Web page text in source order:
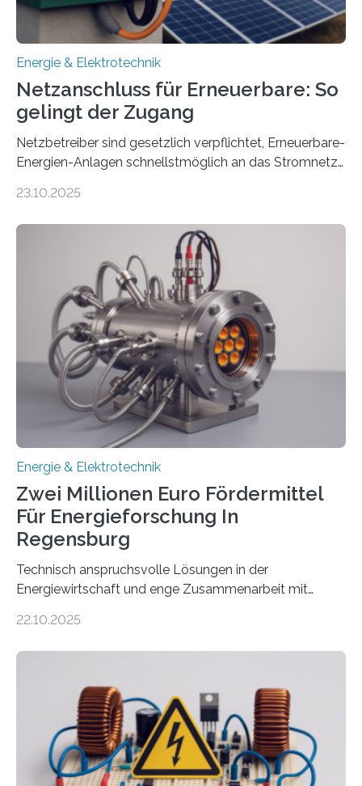
Energie & Elektrotechnik
Netzanschluss für Erneuerbare: So
gelingt der Zugang
Netzbetreiber sind gesetzlich verpflichtet, Erneuerbare-
Energien-Anlagen schnellstmöglich an das Stromnetz
ermöglichen. Doch der dafür nötige Netzausbau hinkt
einem „Anschlussstau“. Die Stiftung
Umweltenergierecht hat den Rechtsrahmen in einem
neuen Bericht für die Praxis eingeordnet – inklusive der
Rolle von flexiblen Netzanschlussvereinbarungen. Der
Netzanschluss von Erneuerbare-Energien-Anlagen
(EE-Anlagen) ist entscheidend für die Energiewende.
Denn ohne Anschluss an das Netz kann kein Strom
eingespeist werden. Nach dem Erneuerbare-Energien-
Gesetz (EEG) sind Netzbetreiber…
23.10.2025
Energie & Elektrotechnik
Zwei Millionen Euro Fördermittel
Für Energieforschung In
Regensburg
Technisch anspruchsvolle Lösungen in der
Energiewirtschaft und enge Zusammenarbeit mit
neuen EU-geförderten Transfer-Projekte zu
Energietechnologien werden vom Europäischen
Sozialfonds Plus (ESF+) gefördert – mit einer
Gesamtsumme von mehr als zwei Millionen Euro.
Damit zählt die Hochschule zu den großen
Gewinnerinnen der aktuellen Förderrunde des
Bayerischen Wissenschaftsministeriums. Im
22.10.2025